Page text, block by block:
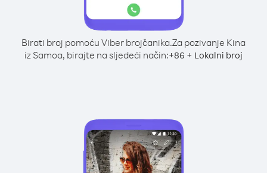
Birati broj pomoću Viber brojčanika.Za pozivanje Kina
iz Samoa, birajte na sljedeći način:+86 + Lokalni broj